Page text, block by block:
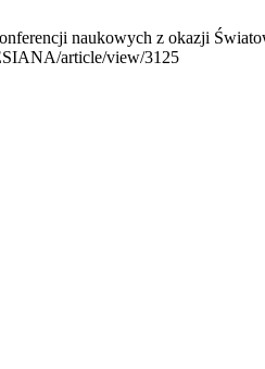
naukowych z okazji
article/view/3125